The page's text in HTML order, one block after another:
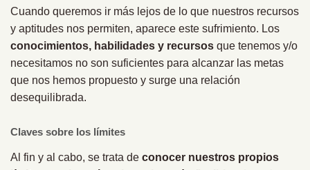
Cuando queremos ir más lejos de lo que nuestros recursos
y aptitudes nos permiten, aparece este sufrimiento. Los
conocimientos, habilidades y recursos que tenemos y/o
necesitamos no son suficientes para alcanzar las metas
que nos hemos propuesto y surge una relación
desequilibrada.
Claves sobre los límites
Al fin y al cabo, se trata de conocer nuestros propios